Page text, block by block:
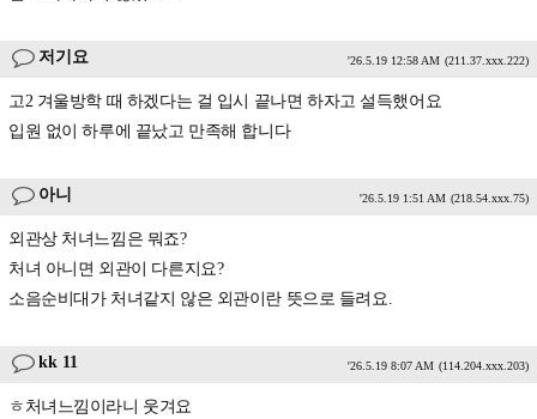
저기요 '26.5.19 12:58 AM (211.37.xxx.222)
고2 겨울방학 때 하겠다는 걸 입시 끝나면 하자고 설득했어요
입원 없이 하루에 끝났고 만족해 합니다
아니 '26.5.19 1:51 AM (218.54.xxx.75)
외관상 처녀느낌은 뭐죠?
처녀 아니면 외관이 다른지요?
소음순비대가 처녀같지 않은 외관이란 뜻으로 들려요.
kk 11 '26.5.19 8:07 AM (114.204.xxx.203)
ㅎ처녀느낌이라니 웃겨요